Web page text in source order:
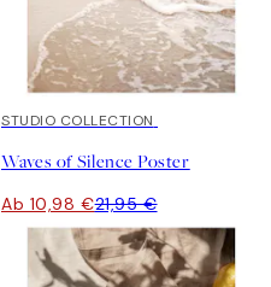
50%*
STUDIO COLLECTION
Waves of Silence Poster
Ab 10,98 €21,95 €